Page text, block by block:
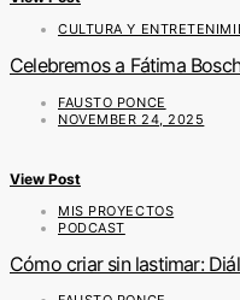
CULTURA Y
Celebremos a Fátima
FAUSTO PONCE
NOVEMBER 24, 2025
View Post
MIS PROYECTOS
PODCAST
Cómo criar sin lastimar: